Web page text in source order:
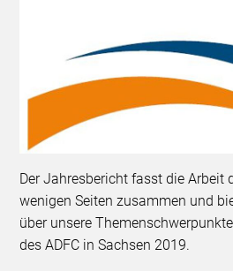
Der Jahresbericht fasst die Arbeit
wenigen Seiten zusammen und
über unsere
des ADFC in Sachsen 2019.